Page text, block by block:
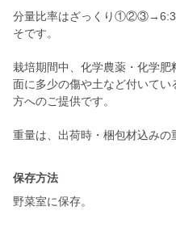
分量比率はざっくり
そです。
栽培期間中、化学農薬・化学
面に多少の傷や土など付いて
方へのご提供です。
重量は、出荷時・梱包材込みの
保存方法
野菜室に保存。